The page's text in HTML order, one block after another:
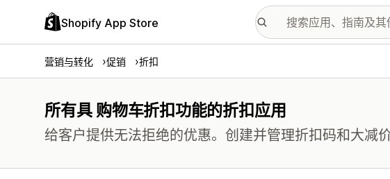
Shopify App Store
营销与转化 促销 折扣
所有具 购物车折扣功能的折扣应用
给客户提供无法拒绝的优惠。创建并管理折扣码和大减价